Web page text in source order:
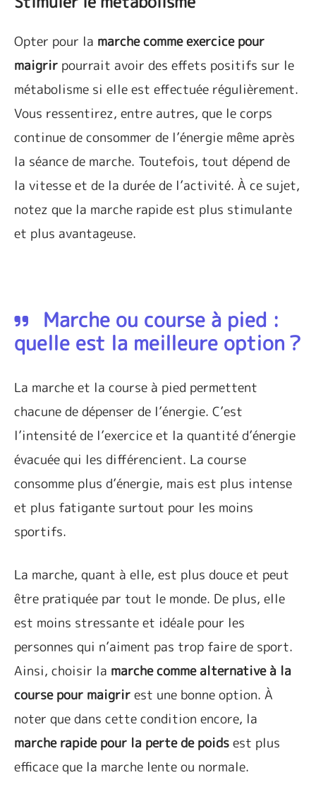
Opter pour la marche comme exercice pour
maigrir pourrait avoir des effets positifs sur le
métabolisme si elle est effectuée régulièrement.
Vous ressentirez, entre autres, que le corps
continue de consommer de l’énergie même après
la séance de marche. Toutefois, tout dépend de
la vitesse et de la durée de l’activité. À ce sujet,
notez que la marche rapide est plus stimulante
et plus avantageuse.
Marche ou course à pied :
quelle est la meilleure option ?
La marche et la course à pied permettent
chacune de dépenser de l’énergie. C’est
l’intensité de l’exercice et la quantité d’énergie
évacuée qui les différencient. La course
consomme plus d’énergie, mais est plus intense
et plus fatigante surtout pour les moins
sportifs.
La marche, quant à elle, est plus douce et peut
être pratiquée par tout le monde. De plus, elle
est moins stressante et idéale pour les
personnes qui n’aiment pas trop faire de sport.
Ainsi, choisir la marche comme alternative à la
course pour maigrir est une bonne option. À
noter que dans cette condition encore, la
marche rapide pour la perte de poids est plus
efficace que la marche lente ou normale.